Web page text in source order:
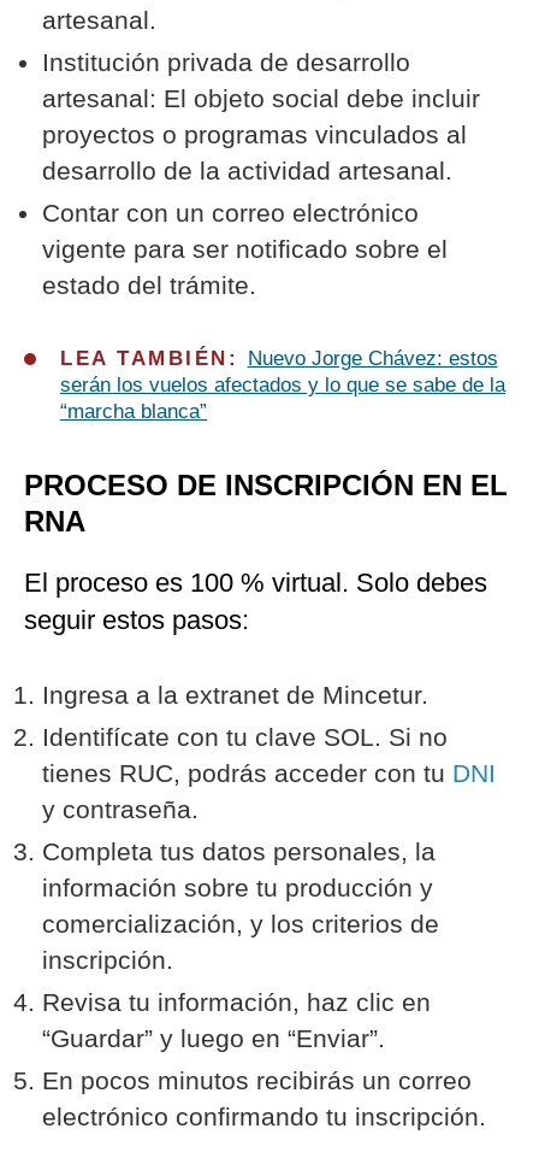
artesanal.
Institución privada de desarrollo
artesanal: El objeto social debe incluir
proyectos o programas vinculados al
desarrollo de la actividad artesanal.
Contar con un correo electrónico
vigente para ser notificado sobre el
estado del trámite.
LEA TAMBIÉN:
Nuevo Jorge Chávez: estos
serán los vuelos afectados y lo que se sabe de la
“marcha blanca”
PROCESO DE INSCRIPCIÓN EN EL
RNA
El proceso es 100 % virtual. Solo debes
seguir estos pasos:
Ingresa a la extranet de Mincetur.
Identifícate con tu clave SOL. Si no
tienes RUC, podrás acceder con tu DNI
y contraseña.
Completa tus datos personales, la
información sobre tu producción y
comercialización, y los criterios de
inscripción.
Revisa tu información, haz clic en
“Guardar” y luego en “Enviar”.
En pocos minutos recibirás un correo
electrónico confirmando tu inscripción.